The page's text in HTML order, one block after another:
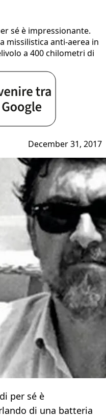
sé è impressionante.
missilistica anti-aerea in
a 400 chilometri di
December 31, 2017
per sé è
di una batteria